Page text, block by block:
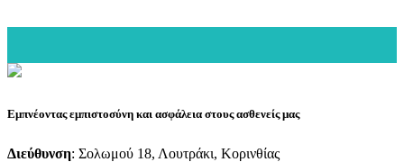
Εμπνέοντας εμπιστοσύνη και ασφάλεια στους ασθενείς μας
Διεύθυνση: Σολωμού 18, Λουτράκι, Κορινθίας